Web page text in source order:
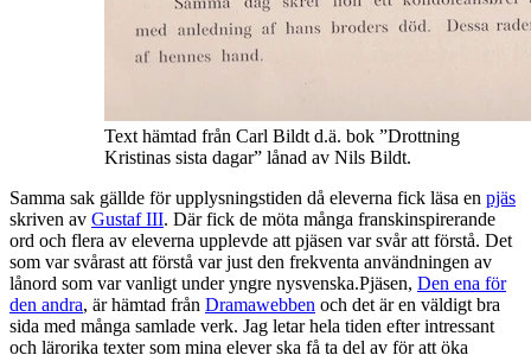
Text hämtad från Carl Bildt d.ä. bok ”Drottning
Kristinas sista dagar” lånad av Nils Bildt.
Samma sak gällde för upplysningstiden då eleverna fick läsa en pjäs
skriven av Gustaf III. Där fick de möta många franskinspirerande
ord och flera av eleverna upplevde att pjäsen var svår att förstå. Det
som var svårast att förstå var just den frekventa användningen av
lånord som var vanligt under yngre nysvenska.Pjäsen, Den ena för
den andra, är hämtad från Dramawebben och det är en väldigt bra
sida med många samlade verk. Jag letar hela tiden efter intressant
och lärorika texter som mina elever ska få ta del av för att öka